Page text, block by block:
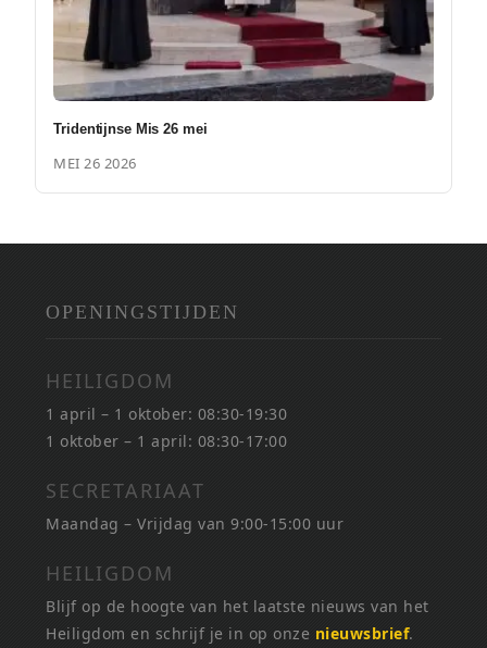
Tridentijnse Mis 26 mei
MEI 26 2026
OPENINGSTIJDEN
HEILIGDOM
1 april – 1 oktober: 08:30-19:30
1 oktober – 1 april: 08:30-17:00
SECRETARIAAT
Maandag – Vrijdag van 9:00-15:00 uur
HEILIGDOM
Blijf op de hoogte van het laatste nieuws van het
Heiligdom en schrijf je in op onze nieuwsbrief.